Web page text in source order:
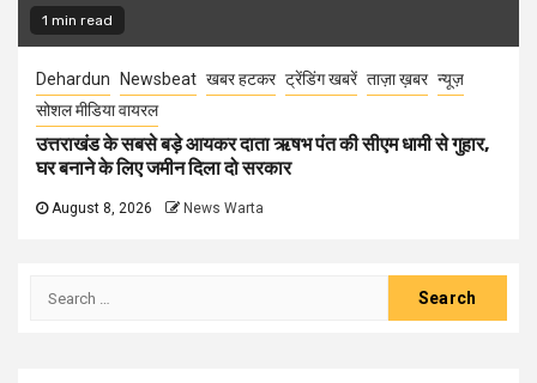
1 min read
Dehardun Newsbeat खबर हटकर ट्रेंडिंग खबरें ताज़ा ख़बर न्यूज़
सोशल मीडिया वायरल
उत्तराखंड के सबसे बड़े आयकर दाता ऋषभ पंत की सीएम धामी से गुहार,
घर बनाने के लिए जमीन दिला दो सरकार
August 8, 2026 News Warta
Search